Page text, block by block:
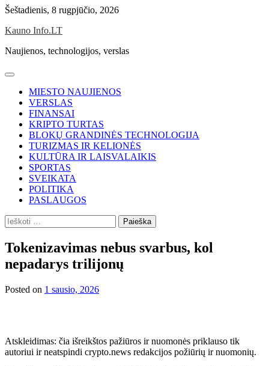
Skip
content
Šeštadienis, 8 rugpjūčio, 2026
Kauno Info.LT
Naujienos, technologijos, verslas
MIESTO NAUJIENOS
VERSLAS
FINANSAI
KRIPTO TURTAS
BLOKŲ GRANDINĖS TECHNOLOGIJA
TURIZMAS IR KELIONĖS
KULTŪRA IR LAISVALAIKIS
SPORTAS
SVEIKATA
POLITIKA
PASLAUGOS
Ieškoti:
Tokenizavimas nebus svarbus, kol
nepadarys trilijonų
Posted on 1 sausio, 2026
Atskleidimas: čia išreikštos pažiūros ir nuomonės priklauso tik
autoriui ir neatspindi crypto.news redakcijos požiūrių ir nuomonių.